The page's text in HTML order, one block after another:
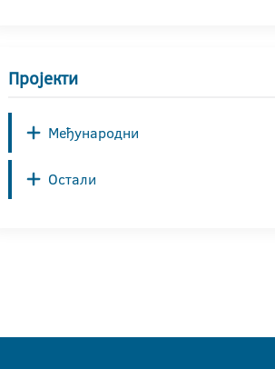
Пројекти
Међународни
Остали